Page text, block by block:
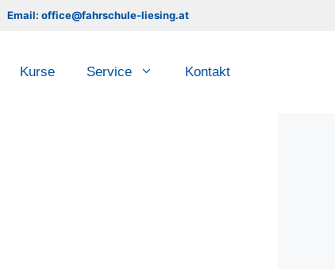
Email: office@fahrschule-liesing.at
Kurse Service Kontakt